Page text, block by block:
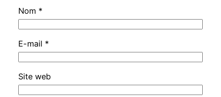
Nom *
E-mail *
Site web